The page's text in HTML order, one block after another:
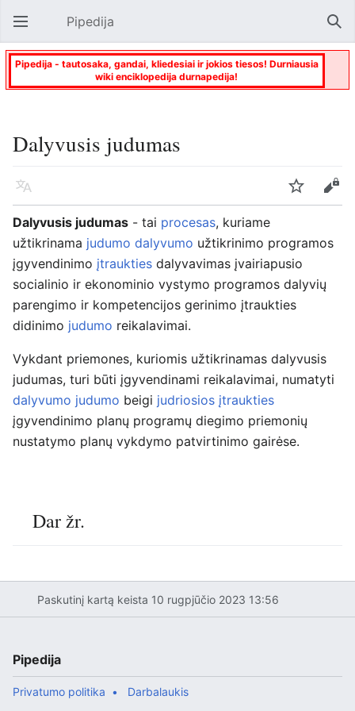
Atverti pagrindinį meniu Pipedija
Pipedija - tautosaka, gandai, kliedesiai ir jokios tiesos! Durniausia
wiki enciklopedija durnapedija!
Dalyvusis judumas
Kalba Stebėti
Keisti
Dalyvusis judumas - tai procesas, kuriame
užtikrinama judumo dalyvumo užtikrinimo programos
įgyvendinimo įtraukties dalyvavimas įvairiapusio
socialinio ir ekonominio vystymo programos dalyvių
parengimo ir kompetencijos gerinimo įtraukties
didinimo judumo reikalavimai.
Vykdant priemones, kuriomis užtikrinamas dalyvusis
judumas, turi būti įgyvendinami reikalavimai, numatyti
dalyvumo judumo beigi judriosios įtraukties
įgyvendinimo planų programų diegimo priemonių
nustatymo planų vykdymo patvirtinimo gairėse.
Dar žr.
Paskutinį kartą keista 10 rugpjūčio 2023 13:56
Pipedija
Privatumo politika Darbalaukis